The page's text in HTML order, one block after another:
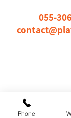
055-
Phone